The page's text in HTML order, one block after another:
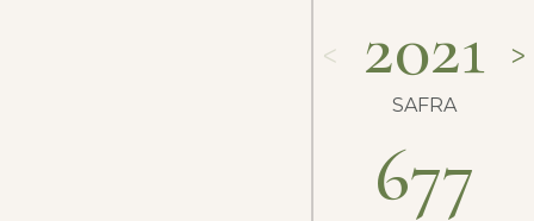
ᐸ ᐳ
2021
SAFRA
677